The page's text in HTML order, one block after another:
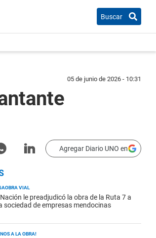
Buscar
05 de junio de 2026 - 10:31
Agregar Diario UNO en
VIAL
le preadjudicó la obra de la Ruta 7 a
sociedad de empresas mendocinas
A LA OBRA!